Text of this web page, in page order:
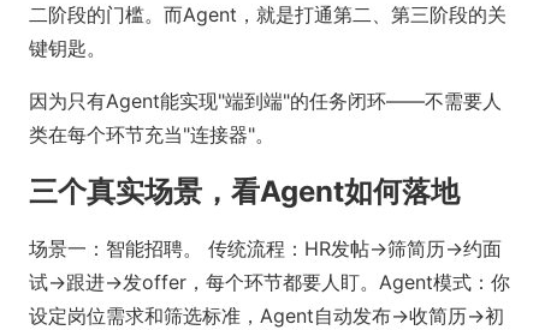
二阶段的门槛。而Agent，就是打通第二、第三阶段的关
键钥匙。
因为只有Agent能实现"端到端"的任务闭环——不需要人
类在每个环节充当"连接器"。
三个真实场景，看Agent如何落地
场景一：智能招聘。 传统流程：HR发帖→筛简历→约面
试→跟进→发offer，每个环节都要人盯。Agent模式：你
设定岗位需求和筛选标准，Agent自动发布→收简历→初